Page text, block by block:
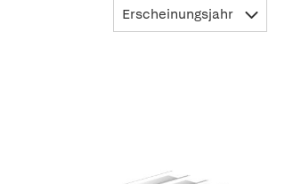
Erscheinungsjahr